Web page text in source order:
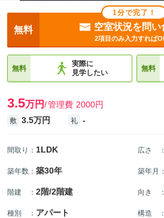
1分で完了！
無料 空室状況を問い
2項目のみ入力すれば
無料
実際に
見学したい
無料
3.5万円 管理費 2000円
敷 3.5万円 礼 -
間取り ： 1LDK 広さ ：
築年数 ： 築30年 築年月 ：
階建 ： 2階/2階建 向き ：
種別 ： アパート 構造 ：